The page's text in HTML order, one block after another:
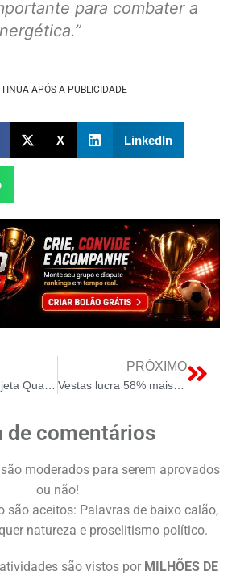
para combater a
APÓS A PUBLICIDADE
X LinkedIn
PRÓXIMO
de comentários
moderados para serem aprovados
ou não!
são aceitos: Palavras de baixo calão,
natureza e proselitismo político.
são vistos por MILHÕES DE